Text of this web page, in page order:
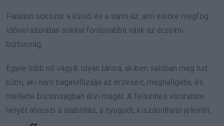
Fiatalon sokszor a külső és a sárm az, ami elsőre megfog.
Idővel azonban sokkal fontosabbá válik az érzelmi
biztonság.
Egyre több nő vágyik olyan társra, akiben valóban meg tud
bízni, aki nem bagatellizálja az érzéseit, meghallgatja, és
mellette biztonságban érzi magát. A felszínes vonzalom
helyét átveszi a stabilitás, a nyugodt, kiszámítható jelenlét.